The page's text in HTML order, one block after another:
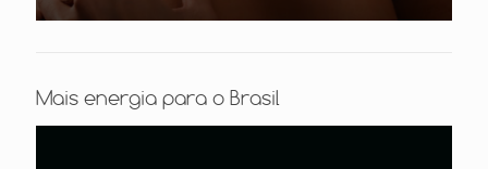
Mais energia para o Brasil